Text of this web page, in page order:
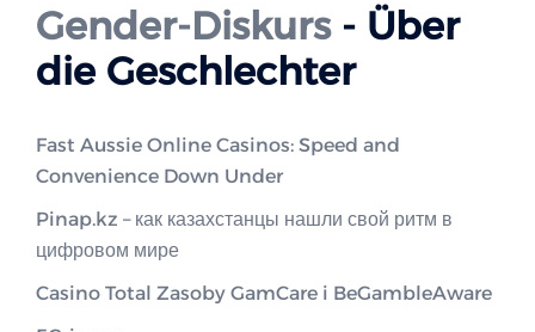
Gender-Diskurs- Über
die Geschlechter
Fast Aussie Online Casinos: Speed and
Convenience Down Under
Pinap.kz – как казахстанцы нашли свой ритм в
цифровом мире
Casino Total Zasoby GamCare i BeGambleAware